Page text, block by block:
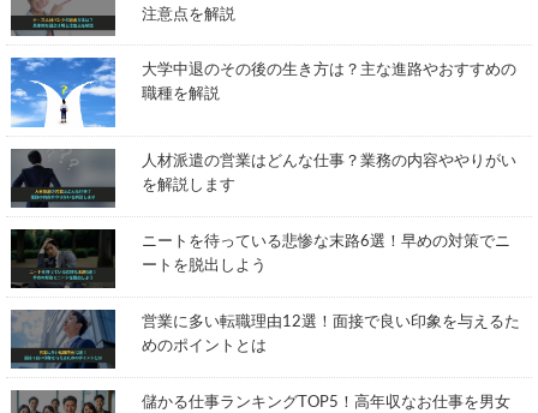
注意点を解説
大学中退のその後の生き方は？主な進路やおすすめの
職種を解説
人材派遣の営業はどんな仕事？業務の内容ややりがい
を解説します
ニートを待っている悲惨な末路6選！早めの対策でニ
ートを脱出しよう
営業に多い転職理由12選！面接で良い印象を与えるた
めのポイントとは
儲かる仕事ランキングTOP5！高年収なお仕事を男女